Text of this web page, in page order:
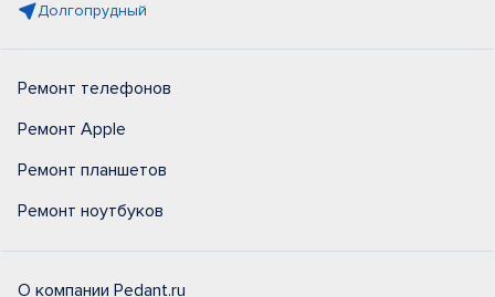
Долгопрудный
Ремонт телефонов
Ремонт Apple
Ремонт планшетов
Ремонт ноутбуков
О компании Pedant.ru